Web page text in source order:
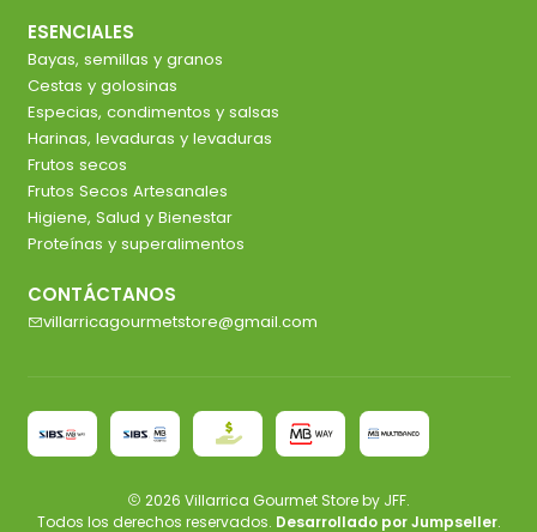
ESENCIALES
Bayas, semillas y granos
Cestas y golosinas
Especias, condimentos y salsas
Harinas, levaduras y levaduras
Frutos secos
Frutos Secos Artesanales
Higiene, Salud y Bienestar
Proteínas y superalimentos
CONTÁCTANOS
villarricagourmetstore@gmail.com
2026 Villarrica Gourmet Store by JFF.
Todos los derechos reservados. Desarrollado por Jumpseller.